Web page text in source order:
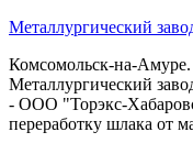
Металлургический
Комсомольск-на-
Металлургический
- ООО "Торэкс-
переработку шлака от